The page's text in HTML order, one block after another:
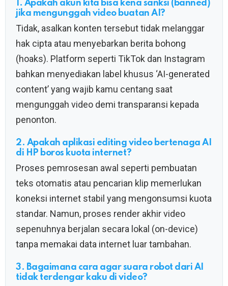
1. Apakah akun kita bisa kena sanksi (banned)
jika mengunggah video buatan AI?
Tidak, asalkan konten tersebut tidak melanggar
hak cipta atau menyebarkan berita bohong
(hoaks). Platform seperti TikTok dan Instagram
bahkan menyediakan label khusus ‘AI-generated
content’ yang wajib kamu centang saat
mengunggah video demi transparansi kepada
penonton.
2. Apakah aplikasi editing video bertenaga AI
di HP boros kuota internet?
Proses pemrosesan awal seperti pembuatan
teks otomatis atau pencarian klip memerlukan
koneksi internet stabil yang mengonsumsi kuota
standar. Namun, proses render akhir video
sepenuhnya berjalan secara lokal (on-device)
tanpa memakai data internet luar tambahan.
3. Bagaimana cara agar suara robot dari AI
tidak terdengar kaku di video?